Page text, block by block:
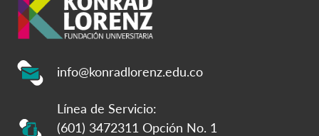
info@konradlorenz.edu.co
Línea de Servicio:
(601) 3472311 Opción No. 1